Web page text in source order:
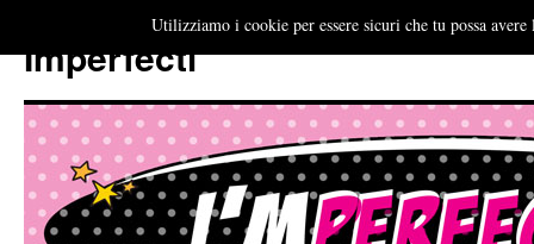
Imperfecti
Utilizziamo i cookie per essere sicuri che tu possa